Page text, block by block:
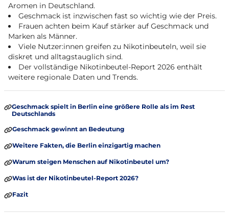
Aromen in Deutschland.
Geschmack ist inzwischen fast so wichtig wie der Preis.
Frauen achten beim Kauf stärker auf Geschmack und
Marken als Männer.
Viele Nutzer:innen greifen zu Nikotinbeuteln, weil sie
diskret und alltagstauglich sind.
Der vollständige Nikotinbeutel-Report 2026 enthält
weitere regionale Daten und Trends.
Geschmack spielt in Berlin eine größere Rolle als im Rest
Deutschlands
Geschmack gewinnt an Bedeutung
Weitere Fakten, die Berlin einzigartig machen
Warum steigen Menschen auf Nikotinbeutel um?
Was ist der Nikotinbeutel-Report 2026?
Fazit